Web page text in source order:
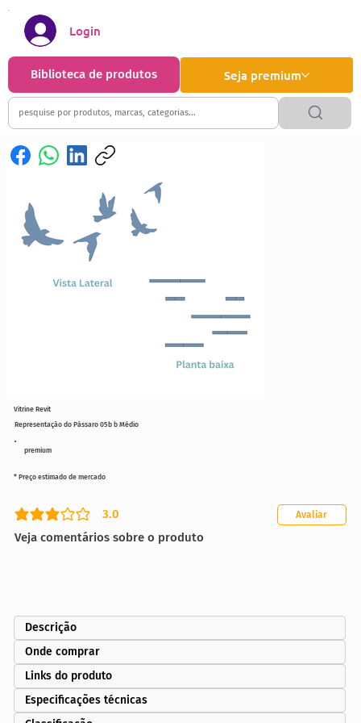
Seja premium
Biblioteca de produtos
Login
premium
Representação do Pássaro 05b b Médio
3.0
classificação média é 3 de 5
Veja comentários sobre o produto
Avaliar
* Preço estimado de mercado
Vitrine Revit
Descrição
Onde comprar
Links do produto
Especificações técnicas